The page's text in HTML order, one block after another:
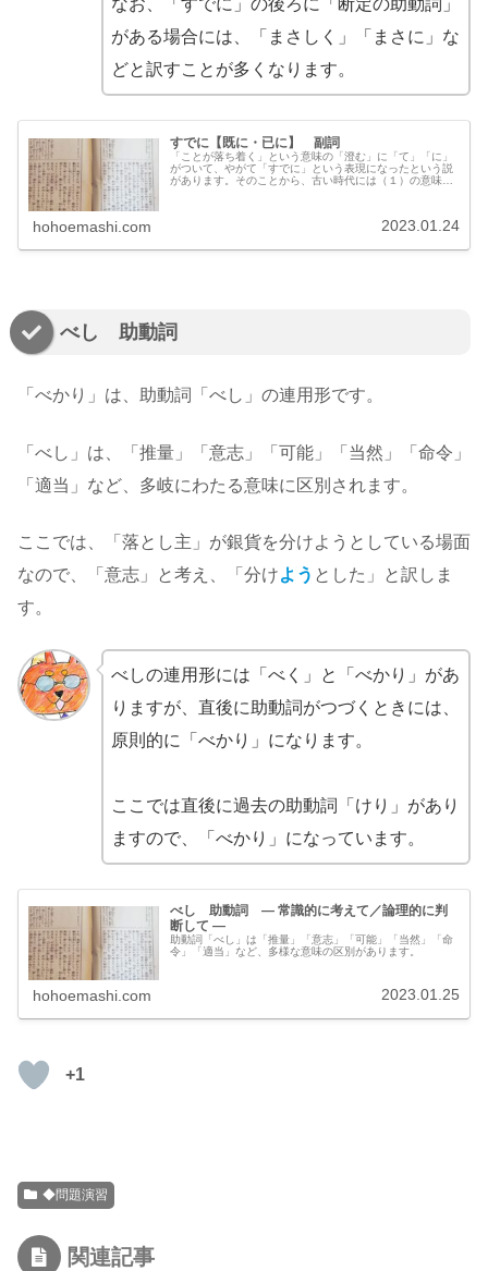
がある場合には、「まさしく」「まさに」な
どと訳すことが多くなります。
すでに【既に・已に】 副詞
「ことが落ち着く」という意味の「澄む」に「て」「に」
がついて、やがて「すでに」という表現になったという説
があります。そのことから、古い時代には（１）の意味で
hohoemashi.com 2023.01.24
べし 助動詞
「べかり」は、助動詞「べし」の連用形です。
「べし」は、「推量」「意志」「可能」「当然」「命令」
「適当」など、多岐にわたる意味に区別されます。
ここでは、「落とし主」が銀貨を分けようとしている場面
なので、「意志」と考え、「分けよう とした」と訳しま
す。
べしの連用形には「べく」と「べかり」があ
りますが、直後に助動詞がつづくときには、
原則的に「べかり」になります。
ここでは直後に過去の助動詞「けり」があり
ますので、「べかり」になっています。
べし 助動詞 ― 常識的に考えて／論理的に判
断して ―
助動詞「べし」は「推量」「意志」「可能」「当然」「命
令」「適当」など、多様な意味の区別があります。
hohoemashi.com 2023.01.25
+1
◆問題演習
関連記事